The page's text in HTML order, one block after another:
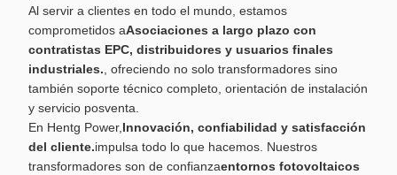
Al servir a clientes en todo el mundo, estamos
comprometidos aAsociaciones a largo plazo con
contratistas EPC, distribuidores y usuarios finales
industriales., ofreciendo no solo transformadores sino
también soporte técnico completo, orientación de instalación
y servicio posventa.
En Hentg Power,Innovación, confiabilidad y satisfacción
del cliente.impulsa todo lo que hacemos. Nuestros
transformadores son de confianzaentornos fotovoltaicos